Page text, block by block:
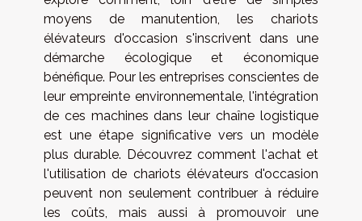
moyens de manutention, les chariots
élévateurs d'occasion s'inscrivent dans une
démarche écologique et économique
bénéfique. Pour les entreprises conscientes de
leur empreinte environnementale, l'intégration
de ces machines dans leur chaîne logistique
est une étape significative vers un modèle
plus durable. Découvrez comment l'achat et
l'utilisation de chariots élévateurs d'occasion
peuvent non seulement contribuer à réduire
les coûts, mais aussi à promouvoir une